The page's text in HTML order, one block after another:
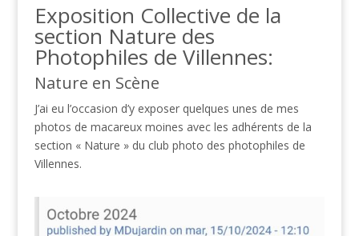
Exposition Collective de la
section Nature des
Photophiles de Villennes:
Nature en Scène
J’ai eu l’occasion d’y exposer quelques unes de mes
photos de macareux moines avec les adhérents de la
section « Nature » du club photo des photophiles de
Villennes.